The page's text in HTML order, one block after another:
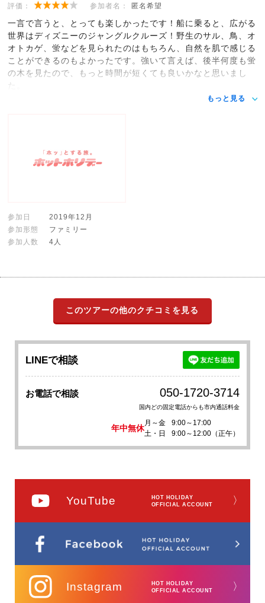
評価： 参加者名： 匿名希望
一言で言うと、とっても楽しかったです！船に乗ると、広がる
世界はディズニーのジャングルクルーズ！野生のサル、鳥、オ
オトカゲ、蛍などを見られたのはもちろん、自然を肌で感じる
ことができるのもよかったです。強いて言えば、後半何度も蛍
の木を見たので、もっと時間が短くても良いかなと思いまし
た。
もっと見る
参加日
2019年12月
参加形態
ファミリー
参加人数
4人
このツアーの他のクチコミを見る
LINEで相談
お電話で相談 050-1720-3714
国内どの固定電話からも市内通話料金
年中無休
月～金
9:00～17:00
土・日
9:00～12:00（正午）
YouTube
HOT HOLIDAY
OFFICIAL ACCOUNT
〉
Instagram
HOT HOLIDAY
OFFICIAL ACCOUNT
〉